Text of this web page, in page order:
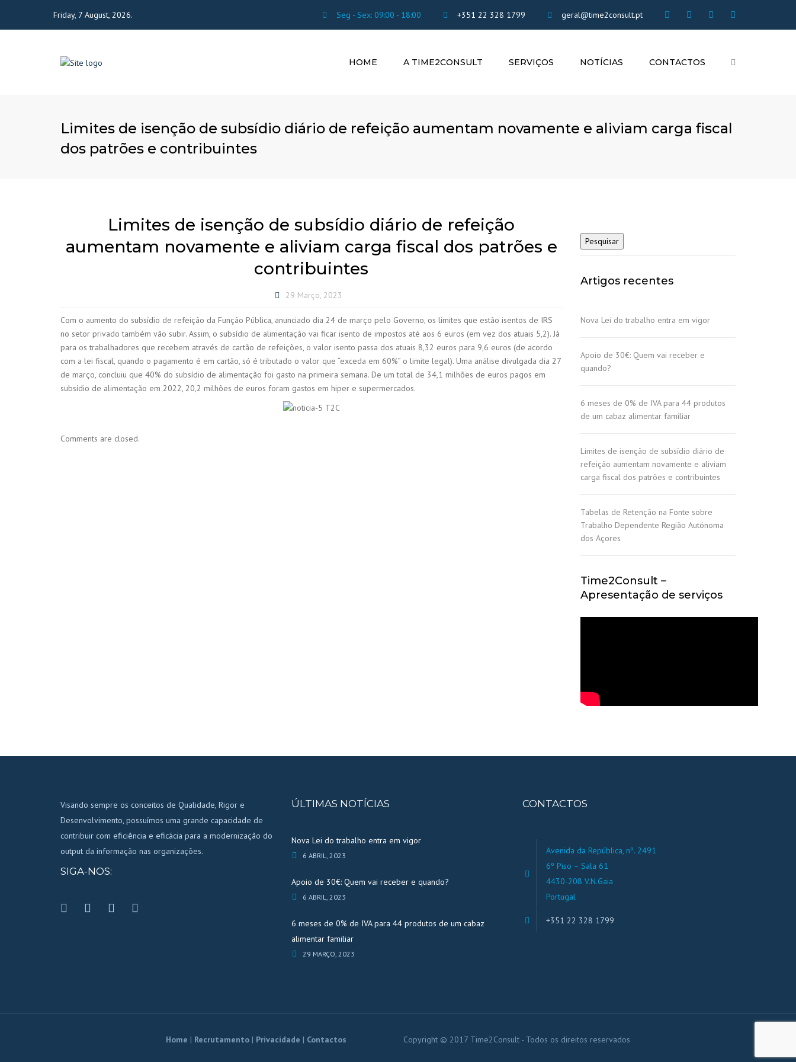
Friday, 7 August, 2026. Seg - Sex: 09:00 - 18:00 +351 22 328 1799 geral@time2consult.pt
HOME A TIME2CONSULT SERVIÇOS NOTÍCIAS CONTACTOS
Limites de isenção de subsídio diário de refeição aumentam novamente e aliviam carga fiscal
dos patrões e contribuintes
Limites de isenção de subsídio diário de refeição
aumentam novamente e aliviam carga fiscal dos patrões e
contribuintes
29 Março, 2023
Com o aumento do subsídio de refeição da Função Pública, anunciado dia 24 de março pelo Governo, os limites que estão isentos de IRS
no setor privado também vão subir. Assim, o subsídio de alimentação vai ficar isento de impostos até aos 6 euros (em vez dos atuais 5,2). Já
para os trabalhadores que recebem através de cartão de refeições, o valor isento passa dos atuais 8,32 euros para 9,6 euros (de acordo
com a lei fiscal, quando o pagamento é em cartão, só é tributado o valor que “exceda em 60%” o limite legal). Uma análise divulgada dia 27
de março, concluiu que 40% do subsídio de alimentação foi gasto na primeira semana. De um total de 34,1 milhões de euros pagos em
subsídio de alimentação em 2022, 20,2 milhões de euros foram gastos em hiper e supermercados.
Comments are closed.
Artigos recentes
Nova Lei do trabalho entra em vigor
Apoio de 30€: Quem vai receber e
quando?
6 meses de 0% de IVA para 44 produtos
de um cabaz alimentar familiar
Limites de isenção de subsídio diário de
refeição aumentam novamente e aliviam
carga fiscal dos patrões e contribuintes
Tabelas de Retenção na Fonte sobre
Trabalho Dependente Região Autónoma
dos Açores
Time2Consult –
Apresentação de serviços
Visando sempre os conceitos de Qualidade, Rigor e
Desenvolvimento, possuímos uma grande capacidade de
contribuir com eficiência e eficácia para a modernização do
output da informação nas organizações.
SIGA-NOS:
ÚLTIMAS NOTÍCIAS
Nova Lei do trabalho entra em vigor
6 ABRIL, 2023
Apoio de 30€: Quem vai receber e quando?
6 ABRIL, 2023
6 meses de 0% de IVA para 44 produtos de um cabaz
alimentar familiar
29 MARÇO, 2023
CONTACTOS
Avenida da República, nº. 2491
6º Piso – Sala 61
4430-208 V.N.Gaia
Portugal
+351 22 328 1799
Home | Recrutamento | Privacidade | Contactos Copyright © 2017 Time2Consult - Todos os direitos reservados